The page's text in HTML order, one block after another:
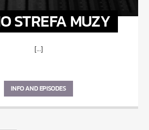
STREFA MUZY
[...]
INFO AND EPISODES